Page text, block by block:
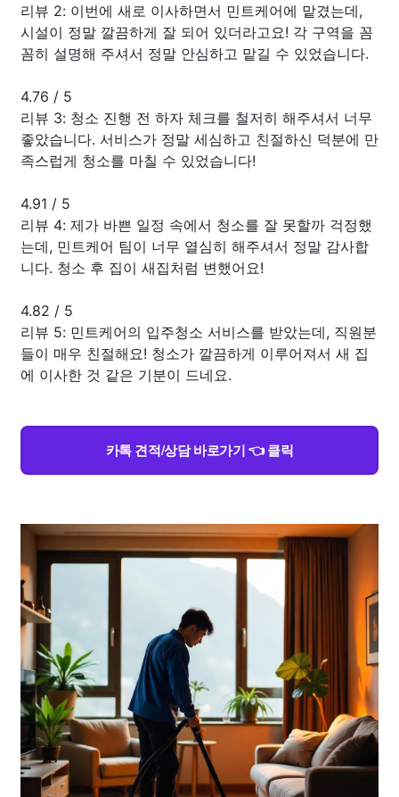
리뷰 2: 이번에 새로 이사하면서 민트케어에 맡겼는데,
시설이 정말 깔끔하게 잘 되어 있더라고요! 각 구역을 꼼
꼼히 설명해 주셔서 정말 안심하고 맡길 수 있었습니다.
4.76 / 5
리뷰 3: 청소 진행 전 하자 체크를 철저히 해주셔서 너무
좋았습니다. 서비스가 정말 세심하고 친절하신 덕분에 만
족스럽게 청소를 마칠 수 있었습니다!
4.91 / 5
리뷰 4: 제가 바쁜 일정 속에서 청소를 잘 못할까 걱정했
는데, 민트케어 팀이 너무 열심히 해주셔서 정말 감사합
니다. 청소 후 집이 새집처럼 변했어요!
4.82 / 5
리뷰 5: 민트케어의 입주청소 서비스를 받았는데, 직원분
들이 매우 친절해요! 청소가 깔끔하게 이루어져서 새 집
에 이사한 것 같은 기분이 드네요.
카톡 견적/상담 바로가기 👈 클릭